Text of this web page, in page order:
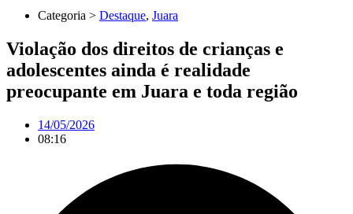
Categoria > Destaque, Juara
Violação dos direitos de crianças e
adolescentes ainda é realidade
preocupante em Juara e toda região
14/05/2026
08:16